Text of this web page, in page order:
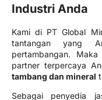
Industri Anda
Kami di PT Global
tantangan yang
pertambangan.
partner terpercaya
tambang dan mineral
Sebagai penyedia